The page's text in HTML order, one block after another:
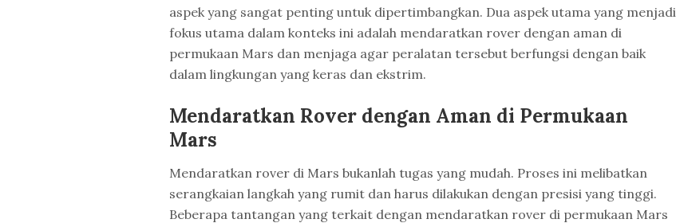
aspek yang sangat penting untuk dipertimbangkan. Dua aspek utama yang menjadi
fokus utama dalam konteks ini adalah mendaratkan rover dengan aman di
permukaan Mars dan menjaga agar peralatan tersebut berfungsi dengan baik
dalam lingkungan yang keras dan ekstrim.
Mendaratkan Rover dengan Aman di Permukaan
Mars
Mendaratkan rover di Mars bukanlah tugas yang mudah. Proses ini melibatkan
serangkaian langkah yang rumit dan harus dilakukan dengan presisi yang tinggi.
Beberapa tantangan yang terkait dengan mendaratkan rover di permukaan Mars